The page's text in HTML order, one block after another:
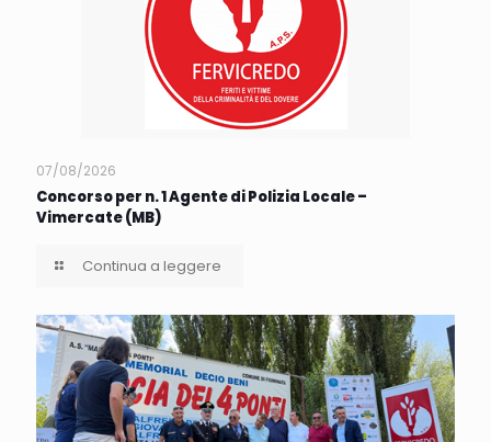
07/08/2026
Concorso per n. 1 Agente di Polizia Locale –
Vimercate (MB)
Continua a leggere